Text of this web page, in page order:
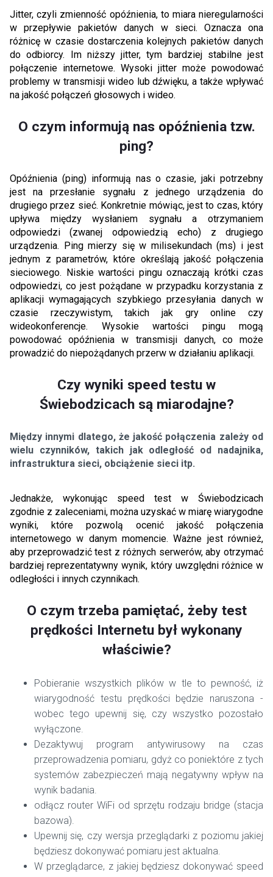
Jitter, czyli zmienność opóźnienia, to miara nieregularności
w przepływie pakietów danych w sieci. Oznacza ona
różnicę w czasie dostarczenia kolejnych pakietów danych
do odbiorcy. Im niższy jitter, tym bardziej stabilne jest
połączenie internetowe. Wysoki jitter może powodować
problemy w transmisji wideo lub dźwięku, a także wpływać
na jakość połączeń głosowych i wideo.
O czym informują nas opóźnienia tzw.
ping?
Opóźnienia (ping) informują nas o czasie, jaki potrzebny
jest na przesłanie sygnału z jednego urządzenia do
drugiego przez sieć. Konkretnie mówiąc, jest to czas, który
upływa między wysłaniem sygnału a otrzymaniem
odpowiedzi (zwanej odpowiedzią echo) z drugiego
urządzenia. Ping mierzy się w milisekundach (ms) i jest
jednym z parametrów, które określają jakość połączenia
sieciowego. Niskie wartości pingu oznaczają krótki czas
odpowiedzi, co jest pożądane w przypadku korzystania z
aplikacji wymagających szybkiego przesyłania danych w
czasie rzeczywistym, takich jak gry online czy
wideokonferencje. Wysokie wartości pingu mogą
powodować opóźnienia w transmisji danych, co może
prowadzić do niepożądanych przerw w działaniu aplikacji.
Czy wyniki speed testu w
Świebodzicach są miarodajne?
Między innymi dlatego, że jakość połączenia zależy od
wielu czynników, takich jak odległość od nadajnika,
infrastruktura sieci, obciążenie sieci itp.
Jednakże, wykonując speed test w Świebodzicach
zgodnie z zaleceniami, można uzyskać w miarę wiarygodne
wyniki, które pozwolą ocenić jakość połączenia
internetowego w danym momencie. Ważne jest również,
aby przeprowadzić test z różnych serwerów, aby otrzymać
bardziej reprezentatywny wynik, który uwzględni różnice w
odległości i innych czynnikach.
O czym trzeba pamiętać, żeby test
prędkości Internetu był wykonany
właściwie?
Pobieranie wszystkich plików w tle to pewność, iż
wiarygodność testu prędkości będzie naruszona -
wobec tego upewnij się, czy wszystko pozostało
wyłączone.
Dezaktywuj program antywirusowy na czas
przeprowadzenia pomiaru, gdyż co poniektóre z tych
systemów zabezpieczeń mają negatywny wpływ na
wynik badania.
odłącz router WiFi od sprzętu rodzaju bridge (stacja
bazowa).
Upewnij się, czy wersja przeglądarki z poziomu jakiej
będziesz dokonywać pomiaru jest aktualna.
W przeglądarce, z jakiej będziesz dokonywać speed